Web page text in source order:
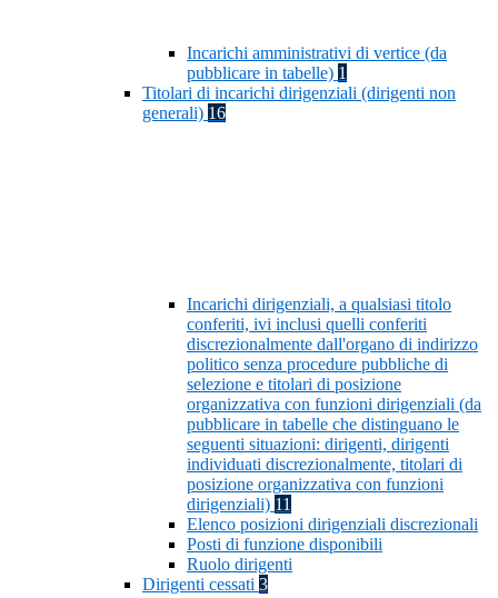
Incarichi amministrativi di vertice (da
pubblicare in tabelle) 1
Titolari di incarichi dirigenziali (dirigenti non
generali) 16
Incarichi dirigenziali, a qualsiasi titolo
conferiti, ivi inclusi quelli conferiti
discrezionalmente dall'organo di indirizzo
politico senza procedure pubbliche di
selezione e titolari di posizione
organizzativa con funzioni dirigenziali (da
pubblicare in tabelle che distinguano le
seguenti situazioni: dirigenti, dirigenti
individuati discrezionalmente, titolari di
posizione organizzativa con funzioni
dirigenziali) 11
Elenco posizioni dirigenziali discrezionali
Posti di funzione disponibili
Ruolo dirigenti
Dirigenti cessati 3